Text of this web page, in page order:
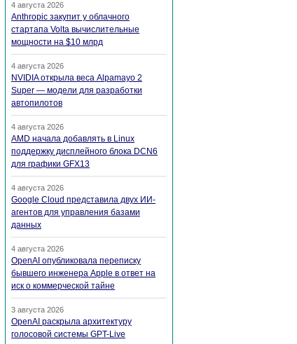
4 августа 2026
Anthropic закупит у облачного
стартапа Volta вычислительные
мощности на $10 млрд
4 августа 2026
NVIDIA открыла веса Alpamayo 2
Super — модели для разработки
автопилотов
4 августа 2026
AMD начала добавлять в Linux
поддержку дисплейного блока DCN6
для графики GFX13
4 августа 2026
Google Cloud представила двух ИИ-
агентов для управления базами
данных
4 августа 2026
OpenAI опубликовала переписку
бывшего инженера Apple в ответ на
иск о коммерческой тайне
3 августа 2026
OpenAI раскрыла архитектуру
голосовой системы GPT-Live